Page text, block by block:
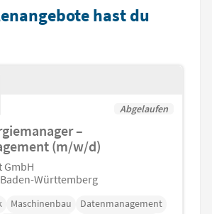
hast du
Abgelaufen
–
(m/w/d)
GmbH
Württemberg
Maschinenbau
Datenmanagement